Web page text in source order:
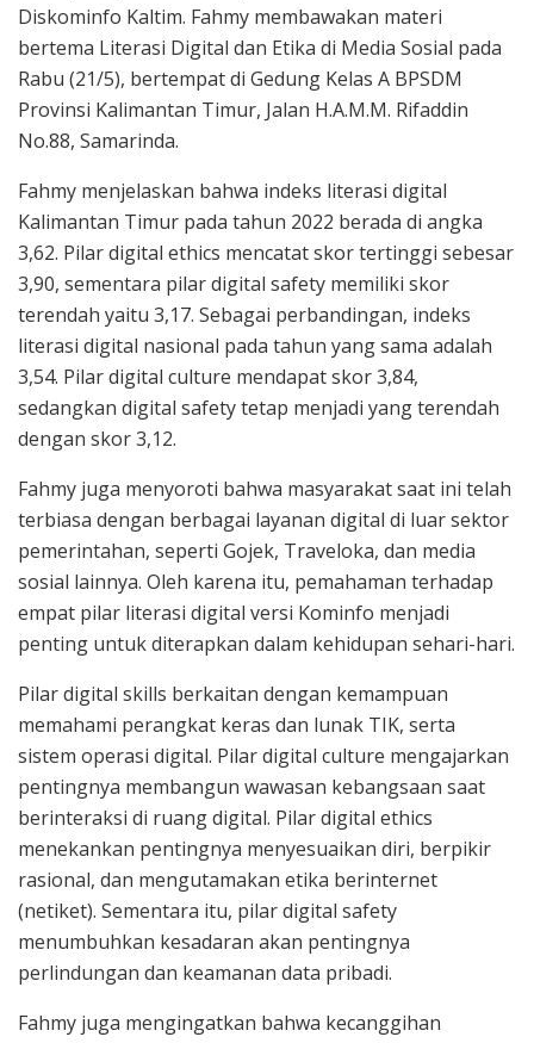
Diskominfo Kaltim. Fahmy membawakan materi
bertema Literasi Digital dan Etika di Media Sosial pada
Rabu (21/5), bertempat di Gedung Kelas A BPSDM
Provinsi Kalimantan Timur, Jalan H.A.M.M. Rifaddin
No.88, Samarinda.
Fahmy menjelaskan bahwa indeks literasi digital
Kalimantan Timur pada tahun 2022 berada di angka
3,62. Pilar digital ethics mencatat skor tertinggi sebesar
3,90, sementara pilar digital safety memiliki skor
terendah yaitu 3,17. Sebagai perbandingan, indeks
literasi digital nasional pada tahun yang sama adalah
3,54. Pilar digital culture mendapat skor 3,84,
sedangkan digital safety tetap menjadi yang terendah
dengan skor 3,12.
Fahmy juga menyoroti bahwa masyarakat saat ini telah
terbiasa dengan berbagai layanan digital di luar sektor
pemerintahan, seperti Gojek, Traveloka, dan media
sosial lainnya. Oleh karena itu, pemahaman terhadap
empat pilar literasi digital versi Kominfo menjadi
penting untuk diterapkan dalam kehidupan sehari-hari.
Pilar digital skills berkaitan dengan kemampuan
memahami perangkat keras dan lunak TIK, serta
sistem operasi digital. Pilar digital culture mengajarkan
pentingnya membangun wawasan kebangsaan saat
berinteraksi di ruang digital. Pilar digital ethics
menekankan pentingnya menyesuaikan diri, berpikir
rasional, dan mengutamakan etika berinternet
(netiket). Sementara itu, pilar digital safety
menumbuhkan kesadaran akan pentingnya
perlindungan dan keamanan data pribadi.
Fahmy juga mengingatkan bahwa kecanggihan